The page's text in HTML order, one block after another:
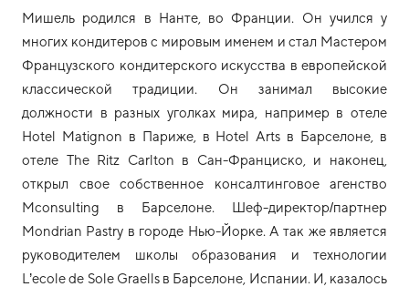
Мишель родился в Нанте, во Франции. Он учился у
многих кондитеров с мировым именем и стал Мастером
Французского кондитерского искусства в европейской
классической традиции. Он занимал высокие
должности в разных уголках мира, например в отеле
Hotel Matignon в Париже, в Hotel Arts в Барселоне, в
отеле The Ritz Carlton в Сан-Франциско, и наконец,
открыл свое собственное консалтинговое агенство
Mconsulting в Барселоне. Шеф-директор/партнер
Mondrian Pastry в городе Нью-Йорке. А так же является
руководителем школы образования и технологии
L’ecole de Sole Graells в Барселоне, Испании. И, казалось